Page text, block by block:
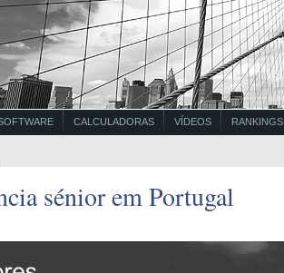
CALCULADORAS VÍDEOS RANKINGS
sénior em Portugal